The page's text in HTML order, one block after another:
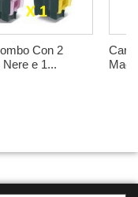
Con 2
e 1...